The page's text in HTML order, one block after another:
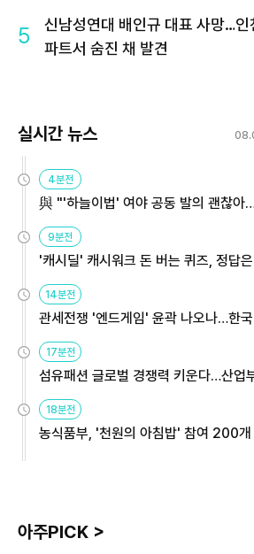
5
신남성연대 배인규 대표 사망…인
파트서 숨진 채 발견
실시간 뉴스
4분전
與 "'하늘이법' 여야 공동 발의 괜찮아
9분전
'캐시딜' 캐시워크 돈 버는 퀴즈, 정답
14분전
관세전쟁 '엔드게임' 윤곽 나오나…한
17분전
섬유패션 글로벌 경쟁력 키운다…산업
18분전
농식품부, '천원의 아침밥' 참여 200개
아주PICK >